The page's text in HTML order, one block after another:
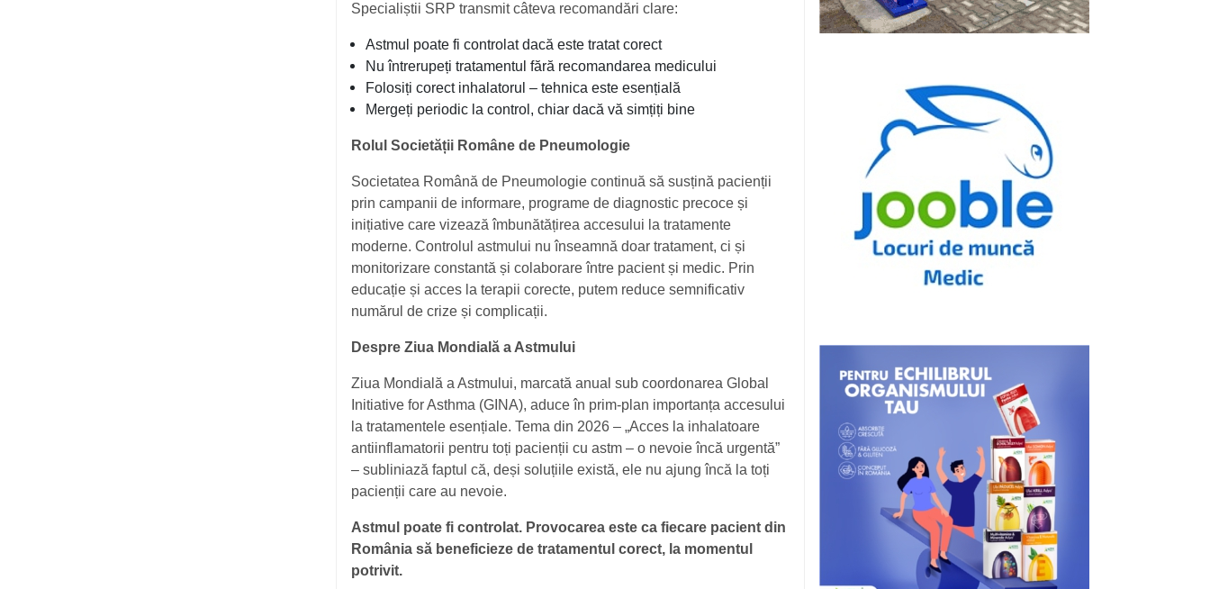
Specialiștii SRP transmit câteva recomandări clare:
Astmul poate fi controlat dacă este tratat corect
Nu întrerupeți tratamentul fără recomandarea medicului
Folosiți corect inhalatorul – tehnica este esențială
Mergeți periodic la control, chiar dacă vă simțiți bine
Rolul Societății Române de Pneumologie
Societatea Română de Pneumologie continuă să susțină pacienții
prin campanii de informare, programe de diagnostic precoce și
inițiative care vizează îmbunătățirea accesului la tratamente
moderne. Controlul astmului nu înseamnă doar tratament, ci și
monitorizare constantă și colaborare între pacient și medic. Prin
educație și acces la terapii corecte, putem reduce semnificativ
numărul de crize și complicații.
Despre Ziua Mondială a Astmului
Ziua Mondială a Astmului, marcată anual sub coordonarea Global
Initiative for Asthma (GINA), aduce în prim-plan importanța accesului
la tratamentele esențiale. Tema din 2026 – „Acces la inhalatoare
antiinflamatorii pentru toți pacienții cu astm – o nevoie încă urgentă”
– subliniază faptul că, deși soluțiile există, ele nu ajung încă la toți
pacienții care au nevoie.
Astmul poate fi controlat. Provocarea este ca fiecare pacient din
România să beneficieze de tratamentul corect, la momentul
potrivit.